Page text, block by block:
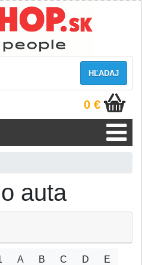
HĽADAJ
0 €
auta
A B C D E